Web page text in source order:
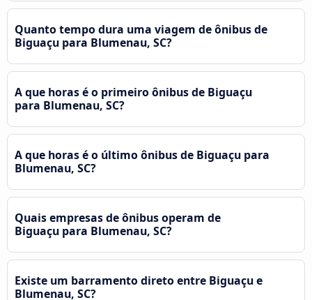
Quanto tempo dura uma viagem de ônibus de
Biguaçu para Blumenau, SC?
A que horas é o primeiro ônibus de Biguaçu
para Blumenau, SC?
A que horas é o último ônibus de Biguaçu para
Blumenau, SC?
Quais empresas de ônibus operam de
Biguaçu para Blumenau, SC?
Existe um barramento direto entre Biguaçu e
Blumenau, SC?